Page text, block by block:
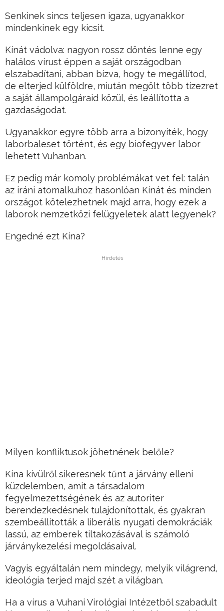
Senkinek sincs teljesen igaza, ugyanakkor
mindenkinek egy kicsit.
Kínát vádolva: nagyon rossz döntés lenne egy
halálos vírust éppen a saját országodban
elszabadítani, abban bízva, hogy te megállítod,
de elterjed külföldre, miután megölt több tízezret
a saját állampolgáraid közül, és leállította a
gazdaságodat.
Ugyanakkor egyre több arra a bizonyíték, hogy
laborbaleset történt, és egy biofegyver labor
lehetett Vuhanban.
Ez pedig már komoly problémákat vet fel: talán
az iráni atomalkuhoz hasonlóan Kínát és minden
országot kötelezhetnek majd arra, hogy ezek a
laborok nemzetközi felügyeletek alatt legyenek?
Engedné ezt Kína?
Hirdetés
Milyen konfliktusok jöhetnének belőle?
Kína kívülről sikeresnek tűnt a járvány elleni
küzdelemben, amit a társadalom
fegyelmezettségének és az autoriter
berendezkedésnek tulajdonítottak, és gyakran
szembeállították a liberális nyugati demokráciák
lassú, az emberek tiltakozásával is számoló
járványkezelési megoldásaival.
Vagyis egyáltalán nem mindegy, melyik világrend,
ideológia terjed majd szét a világban.
Ha a vírus a Vuhani Virológiai Intézetből szabadult